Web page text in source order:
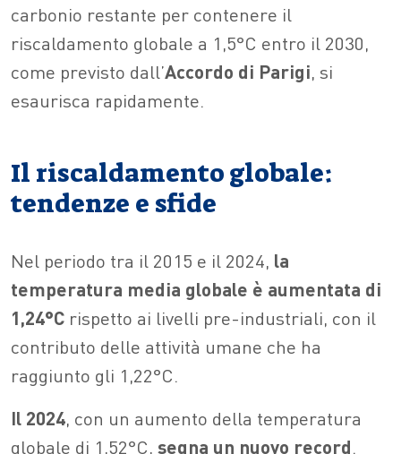
carbonio restante per contenere il
riscaldamento globale a 1,5°C entro il 2030,
come previsto dall’Accordo di Parigi, si
esaurisca rapidamente.
Il riscaldamento globale:
tendenze e sfide
Nel periodo tra il 2015 e il 2024, la
temperatura media globale è aumentata di
1,24°C rispetto ai livelli pre-industriali, con il
contributo delle attività umane che ha
raggiunto gli 1,22°C.
Il 2024, con un aumento della temperatura
globale di 1,52°C, segna un nuovo record.